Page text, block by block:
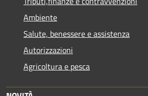
Ambiente
Salute, benessere e assistenza
Autorizzazioni
Agricoltura e pesca